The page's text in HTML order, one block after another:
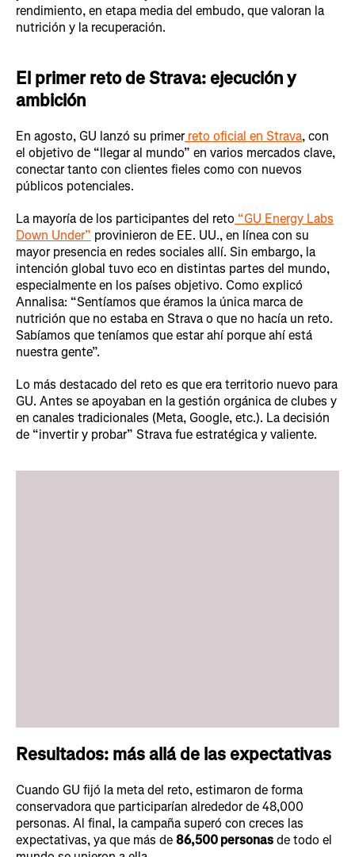
rendimiento, en etapa media del embudo, que valoran la
nutrición y la recuperación.
El primer reto de Strava: ejecución y
ambición
En agosto, GU lanzó su primerreto oficial en Strava, con
el objetivo de “llegar al mundo” en varios mercados clave,
conectar tanto con clientes fieles como con nuevos
públicos potenciales.
La mayoría de los participantes del reto “GU Energy Labs
Down Under” provinieron de EE. UU., en línea con su
mayor presencia en redes sociales allí. Sin embargo, la
intención global tuvo eco en distintas partes del mundo,
especialmente en los países objetivo. Como explicó
Annalisa: “Sentíamos que éramos la única marca de
nutrición que no estaba en Strava o que no hacía un reto.
Sabíamos que teníamos que estar ahí porque ahí está
nuestra gente”.
Lo más destacado del reto es que era territorio nuevo para
GU. Antes se apoyaban en la gestión orgánica de clubes y
en canales tradicionales (Meta, Google, etc.). La decisión
de “invertir y probar” Strava fue estratégica y valiente.
Resultados: más allá de las expectativas
Cuando GU fijó la meta del reto, estimaron de forma
conservadora que participarían alrededor de 48,000
personas. Al final, la campaña superó con creces las
expectativas, ya que más de86,500 personasde todo el